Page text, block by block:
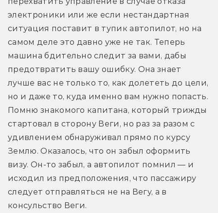
электроники или же если нестандартная
ситуация поставит в тупик автопилот, но на
самом деле это давно уже не так. Теперь
машина бдительно следит за вами, дабы
предотвратить вашу ошибку. Она знает
лучше вас не только то, как долететь до цели,
но и даже то, куда именно вам нужно попасть.
Помню знакомого капитана, который трижды
стартовал в сторону Веги, но раз за разом с
удивлением обнаруживал прямо по курсу
Землю. Оказалось, что он забыл оформить
визу. Он-то забыл, а автопилот помнил — и
исходил из предположения, что пассажиру
следует отправляться не на Вегу, а в
консульство Веги.